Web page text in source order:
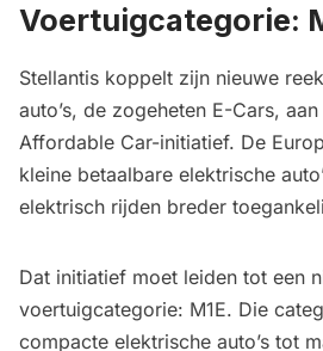
Voertuigcategorie:
Stellantis koppelt zijn nieuwe
auto’s, de zogeheten E-Cars,
Affordable Car-initiatief. De
kleine betaalbare elektrische
elektrisch rijden breder
Dat initiatief moet leiden tot een
voertuigcategorie: M1E. Die
compacte elektrische auto’s tot